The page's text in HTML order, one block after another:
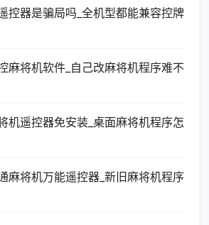
控器是骗局吗_全机型都能兼容控牌
麻将机软件_自己改麻将机程序难不
机遥控器免安装_桌面麻将机程序怎
麻将机万能遥控器_新旧麻将机程序